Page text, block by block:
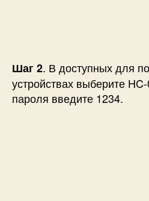
Шаг 2. В доступных для
устройствах выберите
пароля введите 1234.